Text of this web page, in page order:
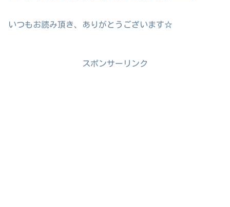
いつもお読み頂き、ありがとうございます☆
スポンサーリンク